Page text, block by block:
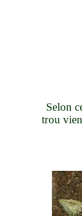
Selon
trou